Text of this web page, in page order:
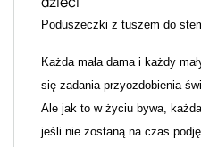
Poduszeczki z tuszem do
Każda mała dama i każdy
się zadania przyozdobienia
Ale jak to w życiu bywa,
jeśli nie zostaną na czas